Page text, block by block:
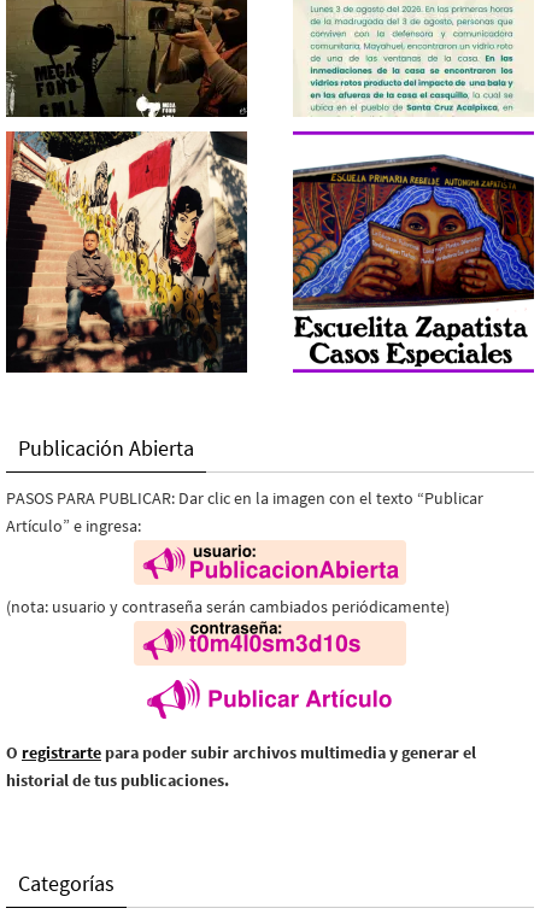
Publicación Abierta
PASOS PARA PUBLICAR: Dar clic en la imagen con el texto “Publicar
Artículo” e ingresa:
(nota: usuario y contraseña serán cambiados periódicamente)
O registrarte para poder subir archivos multimedia y generar el
historial de tus publicaciones.
Categorías